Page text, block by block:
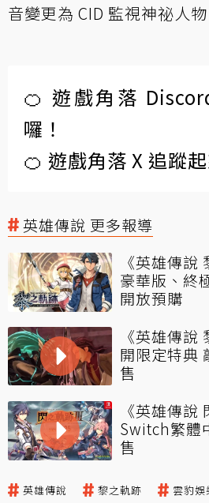
音變更為 CID 監視神祕人
🍊 遊戲角落
囉！
🍊 遊戲角落 X 追蹤
英雄傳說 更多報導
《英雄傳說
豪華版、終
開放預購
《英雄傳說
開限定特典
售
《英雄傳說
Switch繁體
售
英雄傳說 黎之軌跡 雲豹娛